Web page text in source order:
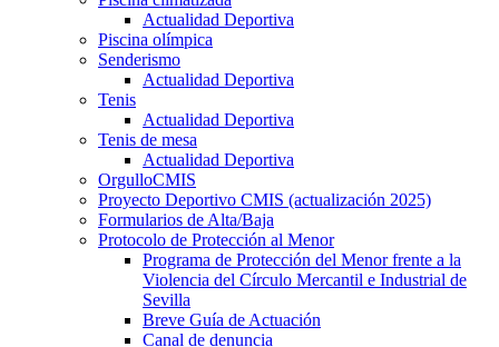
Actualidad Deportiva
Piscina olímpica
Senderismo
Actualidad Deportiva
Tenis
Actualidad Deportiva
Tenis de mesa
Actualidad Deportiva
OrgulloCMIS
Proyecto Deportivo CMIS (actualización 2025)
Formularios de Alta/Baja
Protocolo de Protección al Menor
Programa de Protección del Menor frente a la
Violencia del Círculo Mercantil e Industrial de
Sevilla
Breve Guía de Actuación
Canal de denuncia